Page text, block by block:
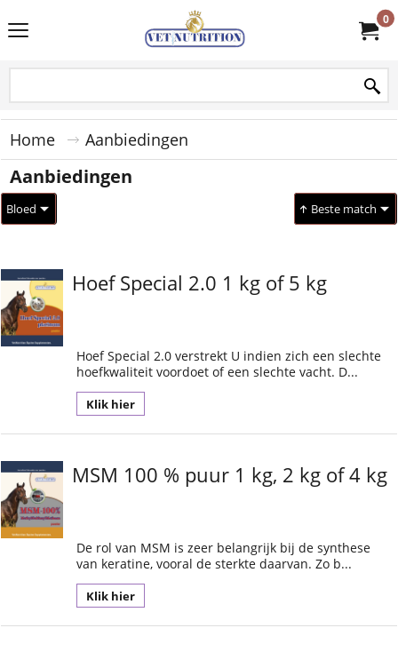
0
Home Aanbiedingen
Aanbiedingen
Bloed Beste match
Hoef Special 2.0 1 kg of 5 kg
Hoef Special 2.0 verstrekt U indien zich een slechte
hoefkwaliteit voordoet of een slechte vacht. D...
Klik hier
MSM 100 % puur 1 kg, 2 kg of 4 kg
De rol van MSM is zeer belangrijk bij de synthese
van keratine, vooral de sterkte daarvan. Zo b...
Klik hier